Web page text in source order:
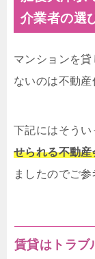
介業者の選
マンションを
ないのは不動産
下記にはそうい
せられる不動
ましたのでご参
賃貸はトラブ